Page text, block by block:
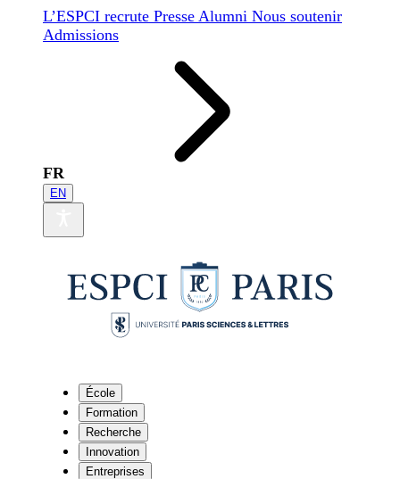
L’ESPCI recrute Presse Alumni Nous soutenir
Admissions
FR
EN
École
Formation
Recherche
Innovation
Entreprises